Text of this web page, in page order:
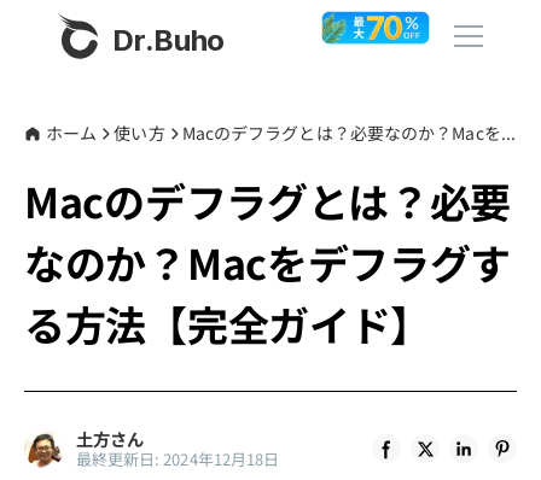
Dr.Buho
製品
BuhoCleaner
BuhoRepair
BuhoLaunchpad
ストア
その他
ホーム 使い方 Macのデフラグとは？必要なのか？Macをデフラグする方法【完全ガイド】
Macのデフラグとは？必要
なのか？Macをデフラグす
る方法【完全ガイド】
土方さん
最終更新日: 2024年12月18日